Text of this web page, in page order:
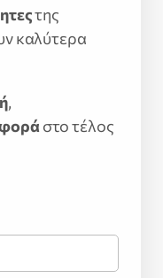
της
καλύτερα
,
στο τέλος